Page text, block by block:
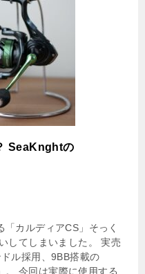
SeaKnghtの
カルディアCS」そっく
してしまいました。 実売
ル採用、9BB搭載の
今回は実際に使用する